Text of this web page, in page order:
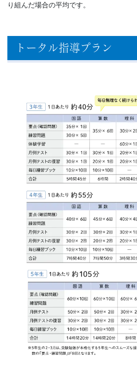
り組んだ場合の平均です。
トータル指導プラン